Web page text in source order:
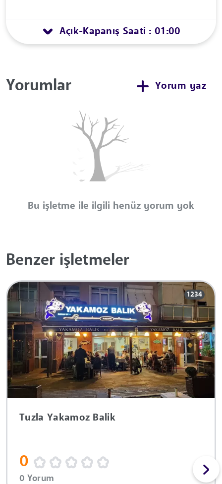
Açık-Kapanış Saati : 01:00
Yorumlar Yorum yaz
Bu işletme ile ilgili henüz yorum yok
Benzer işletmeler
1234
Tuzla Yakamoz Balik
0
0 Yorum